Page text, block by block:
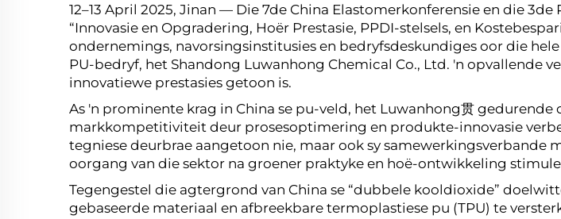
12–13 April 2025, Jinan — Die 7de China Elastomerkonferensie en die
“Innovasie en Opgradering, Hoër Prestasie, PPDI-stelsels, en
ondernemings, navorsingsinstitusies en bedryfsdeskundiges oor die
PU-bedryf, het Shandong Luwanhong Chemical Co., Ltd. 'n opvallende
innovatiewe prestasies getoon is.
As 'n prominente krag in China se pu-veld, het Luwanhong贯
markkompetitiviteit deur prosesoptimering en produkte-innovasie
tegniese deurbrae aangetoon nie, maar ook sy
oorgang van die sektor na groener praktyke en hoë-ontwikkeling
Tegengestel die agtergrond van China se “dubbele kooldioxide”
gebaseerde materiaal en afbreekbare termoplastiese pu (TPU) te